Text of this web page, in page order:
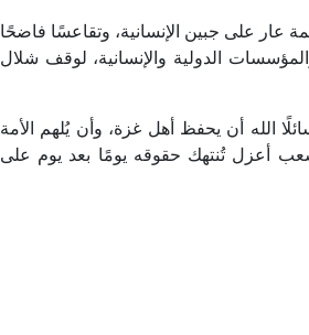
عار على جبين الإنسانية، وتقاعسًا فاضحًا
الدولية والإنسانية، لوقف شلال
الله أن يحفظ أهل غزة، وأن يُلهم الأمة
أعزل تُنتهك حقوقه يومًا بعد يوم على